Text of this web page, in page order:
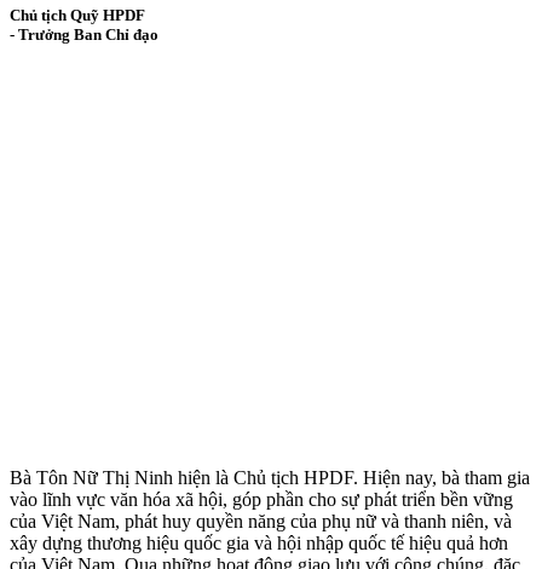
Chủ tịch Quỹ HPDF
- Trưởng Ban Chỉ đạo
Bà Tôn Nữ Thị Ninh hiện là Chủ tịch HPDF. Hiện nay, bà tham gia
vào lĩnh vực văn hóa xã hội, góp phần cho sự phát triển bền vững
của Việt Nam, phát huy quyền năng của phụ nữ và thanh niên, và
xây dựng thương hiệu quốc gia và hội nhập quốc tế hiệu quả hơn
của Việt Nam. Qua những hoạt động giao lưu với công chúng, đặc